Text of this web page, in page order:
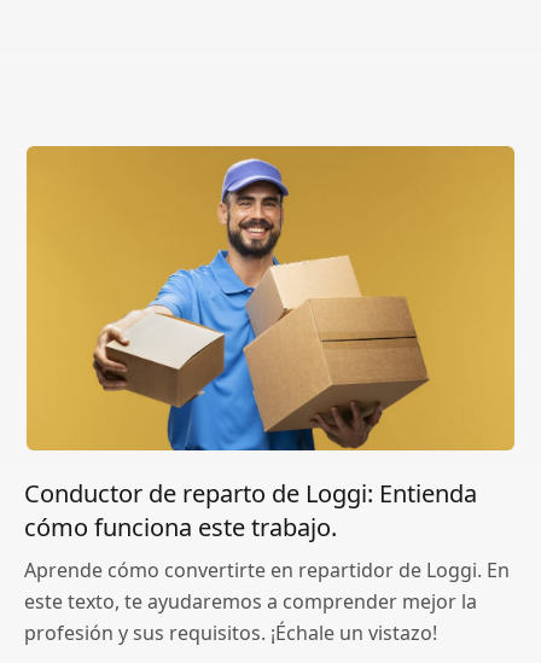
Conductor de reparto de Loggi: Entienda
cómo funciona este trabajo.
Aprende cómo convertirte en repartidor de Loggi. En
este texto, te ayudaremos a comprender mejor la
profesión y sus requisitos. ¡Échale un vistazo!